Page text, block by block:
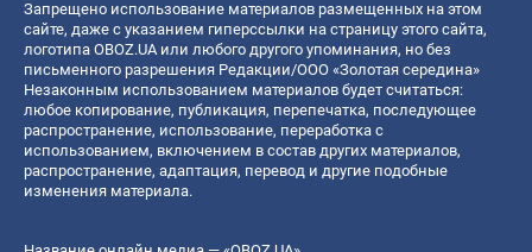
Запрещено использование материалов размещенных на этом
сайте, даже с указанием гиперссылки на страницу этого сайта,
логотипа OBOZ.UA или любого другого упоминания, но без
письменного разрешения Редакции/ООО «Золотая середина»
Незаконным использованием материалов будет считаться:
любое копирование, публикация, перепечатка, последующее
распространение, использование, переработка с
использованием, включением в состав других материалов,
распространение, адаптация, перевод и другие подобные
изменения материала.